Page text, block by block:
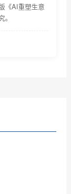
意事项介绍
工作有帮助
《AI重塑生意